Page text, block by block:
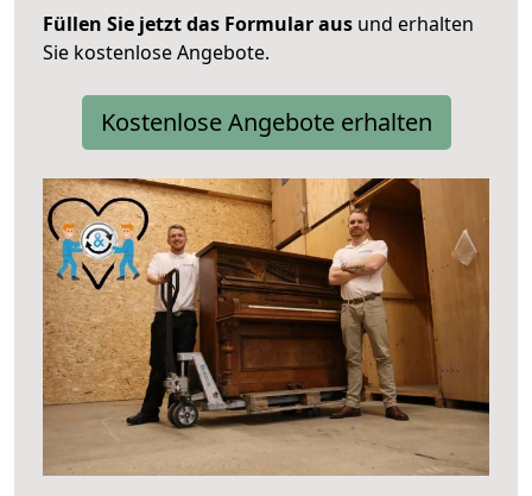
Füllen Sie jetzt das Formular aus und erhalten
Sie kostenlose Angebote.
Kostenlose Angebote erhalten